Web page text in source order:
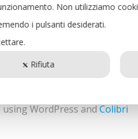
WordPress and Colibri
Non utilizziamo
i pulsanti desiderati.
Rifiuta